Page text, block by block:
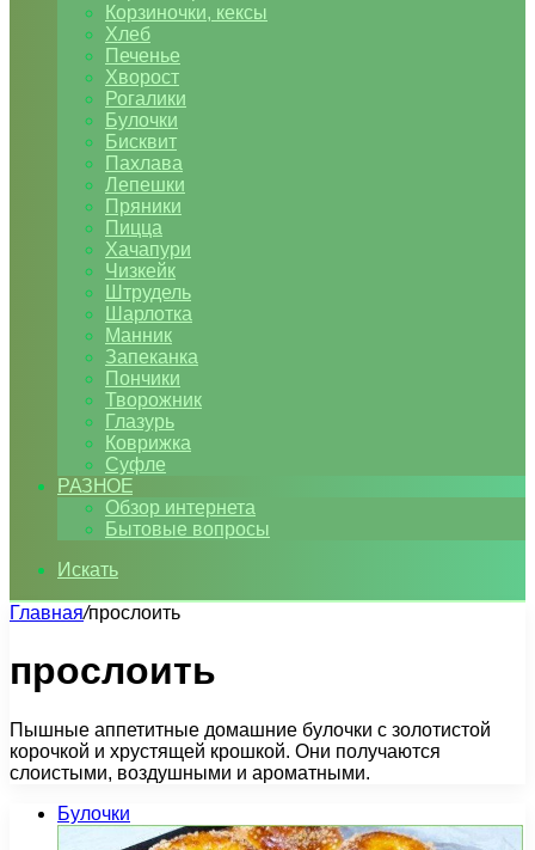
Корзиночки, кексы
Хлеб
Печенье
Хворост
Рогалики
Булочки
Бисквит
Пахлава
Лепешки
Пряники
Пицца
Хачапури
Чизкейк
Штрудель
Шарлотка
Манник
Запеканка
Пончики
Творожник
Глазурь
Коврижка
Суфле
РАЗНОЕ
Обзор интернета
Бытовые вопросы
Искать
Главная/прослоить
прослоить
Пышные аппетитные домашние булочки с золотистой
корочкой и хрустящей крошкой. Они получаются
слоистыми, воздушными и ароматными.
Булочки